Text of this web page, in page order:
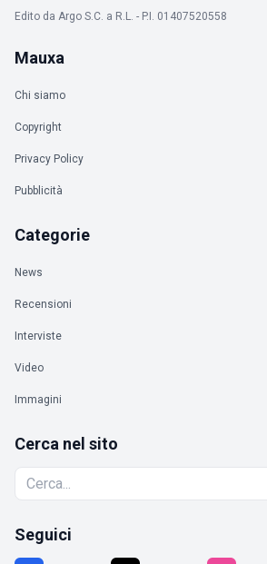
Edito da Argo S.C. a R.L. - P.I. 01407520558
Mauxa
Chi siamo
Copyright
Privacy Policy
Pubblicità
Categorie
News
Recensioni
Interviste
Video
Immagini
Cerca nel sito
Seguici